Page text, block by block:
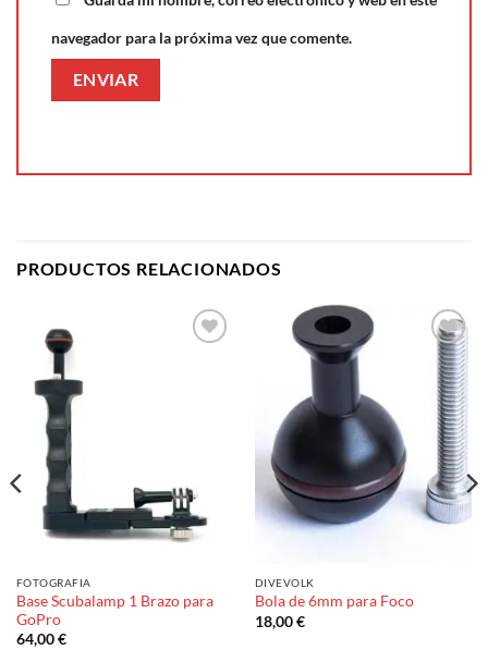
navegador para la próxima vez que comente.
PRODUCTOS RELACIONADOS
FOTOGRAFIA
Base Scubalamp 1 Brazo para
GoPro
64,00€
Añadir
a la
lista de
deseos
DIVEVOLK
Bola de 6mm para Foco
18,00€